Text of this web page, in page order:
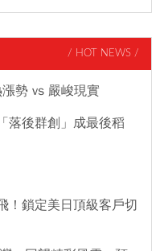
/ HOT NEWS /
勢 vs 嚴峻現實
落後群創」成最後稻
！鎖定美日頂級客戶切